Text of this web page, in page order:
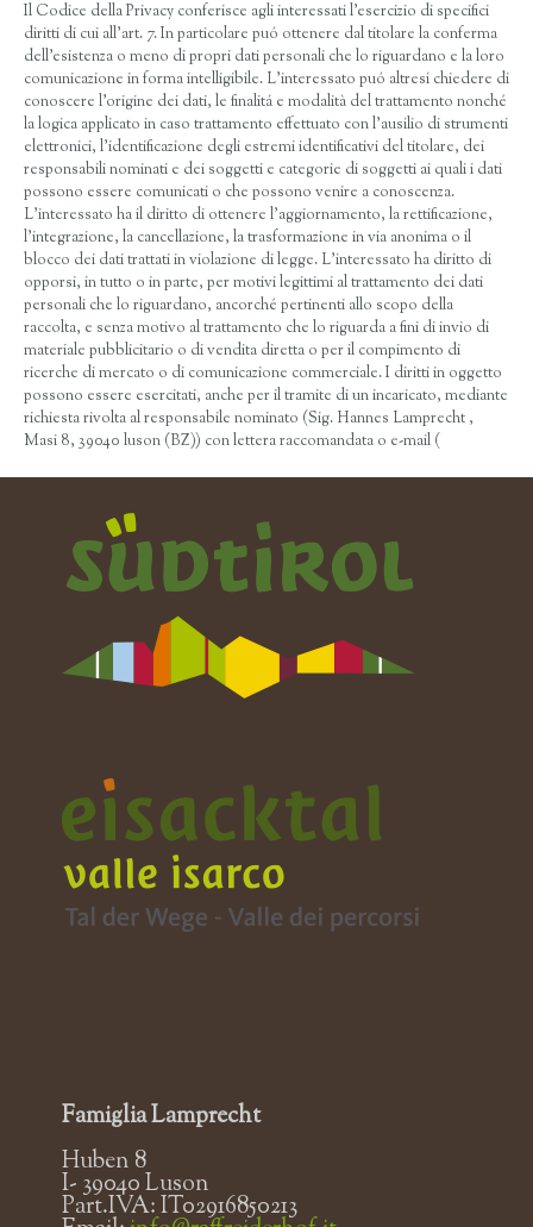
Il Codice della Privacy conferisce agli interessati l’esercizio di specifici
diritti di cui all’art. 7. In particolare puó ottenere dal titolare la conferma
dell’esistenza o meno di propri dati personali che lo riguardano e la loro
comunicazione in forma intelligibile. L’interessato puó altresí chiedere di
conoscere l’origine dei dati, le finalitá e modalità del trattamento nonché
la logica applicato in caso trattamento effettuato con l’ausilio di strumenti
elettronici, l’identificazione degli estremi identificativi del titolare, dei
responsabili nominati e dei soggetti e categorie di soggetti ai quali i dati
possono essere comunicati o che possono venire a conoscenza.
L’interessato ha il diritto di ottenere l’aggiornamento, la rettificazione,
l’integrazione, la cancellazione, la trasformazione in via anonima o il
blocco dei dati trattati in violazione di legge. L’interessato ha diritto di
opporsi, in tutto o in parte, per motivi legittimi al trattamento dei dati
personali che lo riguardano, ancorché pertinenti allo scopo della
raccolta, e senza motivo al trattamento che lo riguarda a fini di invio di
materiale pubblicitario o di vendita diretta o per il compimento di
ricerche di mercato o di comunicazione commerciale. I diritti in oggetto
possono essere esercitati, anche per il tramite di un incaricato, mediante
richiesta rivolta al responsabile nominato (Sig. Hannes Lamprecht ,
Masi 8, 39040 luson (BZ)) con lettera raccomandata o e-mail (
Famiglia Lamprecht
Huben 8
I- 39040 Luson
Part.IVA: IT02916850213